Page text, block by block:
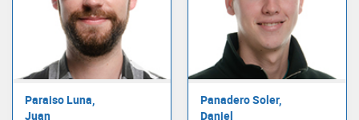
Paraiso Luna,
Juan
Panadero Soler,
Daniel